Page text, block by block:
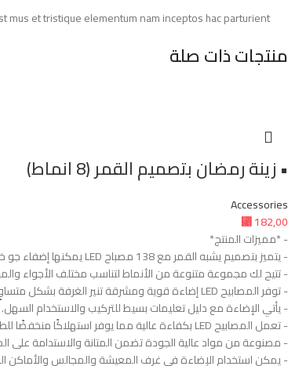
mus et tristique elementum nam inceptos hac parturient
منتجات ذات صلة
• زينة رمضان بتصميم القمر (8 انماط)
Accessories
⃁182,00
- *مميزات المنتج*
- يتميز بتصميم يشبه القمر مع 138 مصباح LED يمكنها إضفاء جو خاص وساحر في المنزل.
- تتيح لك مجموعة متنوعة من الأنماط لتناسب مختلف الأجواء
- توفر المصابيح LED إضاءة قوية ومشرقة تنير الغرفة بشكل متساوٍ ومناسب.
- يأتي الإضاءة مع دليل تعليمات بسيط للتركيب والاستخدام السهل.
- تعمل المصابيح LED بكفاءة عالية مما يوفر استهلاكًا منخفضًا للطاقة ويساهم في الحفاظ على البيئة.
- مصنوعة من مواد عالية الجودة تضمن المتانة والاستدامة على
- يمكن استخدام الإضاءة في غرف المعيشة والمجالس والأماكن